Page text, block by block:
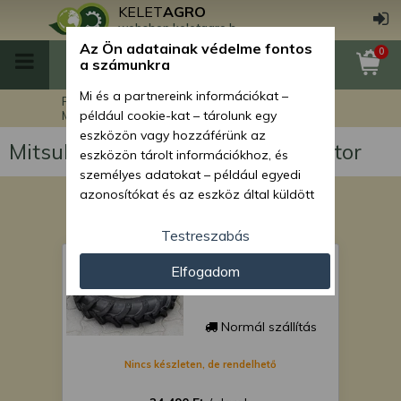
KELETAGRO
webshop.keletagro.hu
0
Főoldal
Mitsubishi MTX225 japán kistraktor
Mitsubishi MTX225 japán kistraktor
Gumi 6-14
Normál szállítás
Nincs készleten, de rendelhető
Az Ön adatainak védelme fontos
a számunkra
Mi és a partnereink információkat –
például cookie-kat – tárolunk egy
eszközön vagy hozzáférünk az
eszközön tárolt információkhoz, és
személyes adatokat – például egyedi
azonosítókat és az eszköz által küldött
személyre szabott hirdetések és
tartalom nyújtásához, hirdetés- és
tartalomméréshez, nézettségi adatok
gyűjtéséhez, valamint termékek
kifejlesztéséhez és a termékek
javításához. Az Ön engedélyével mi és a
módszerrel szerzett pontos geolokációs
Testreszabás
Elfogadom